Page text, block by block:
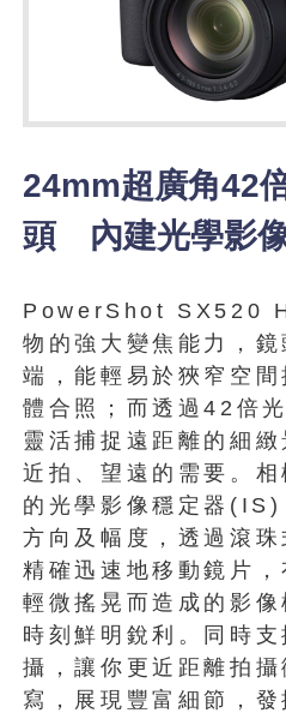
24mm超廣角42
頭 內建光學影
PowerShot SX520
物的強大變焦能力，
端，能輕易於狹窄空
體合照；而透過42倍
靈活捕捉遠距離的細
近拍、望遠的需要。
的光學影像穩定器(IS)
方向及幅度，透過滾珠
精確迅速地移動鏡片，
輕微搖晃而造成的影
時刻鮮明銳利。同時
攝，讓你更近距離拍
寫，展現豐富細節，